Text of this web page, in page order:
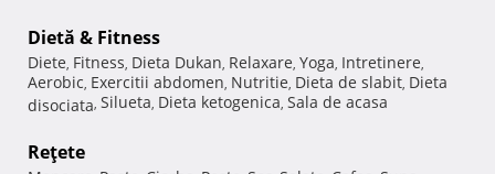
Dietă & Fitness
Diete, Fitness, Dieta Dukan, Relaxare, Yoga, Intretinere,
Aerobic, Exercitii abdomen, Nutritie, Dieta de slabit, Dieta
disociata, Silueta, Dieta ketogenica, Sala de acasa
Reţete